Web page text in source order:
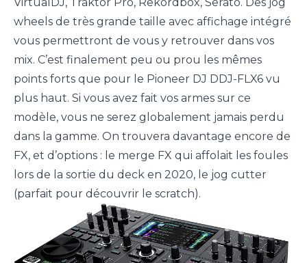
wheels de très grande taille avec affichage intégré
vous permettront de vous y retrouver dans vos
mix. C’est finalement peu ou prou les mêmes
points forts que pour le Pioneer DJ DDJ-FLX6 vu
plus haut. Si vous avez fait vos armes sur ce
modèle, vous ne serez globalement jamais perdu
dans la gamme. On trouvera davantage encore de
FX, et d’options : le merge FX qui affolait les foules
lors de la sortie du deck en 2020, le jog cutter
(parfait pour découvrir le scratch).